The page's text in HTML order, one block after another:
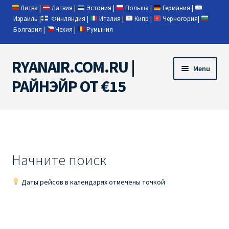
Литва | Латвия | Эстония | Польша | Германия |
Израиль | Финляндия | Италия | Кипр | Черногория|
Болгария | Чехия | Румыния
Skip
to
navigation
Skip
to
content
RYANAIR.COM.RU |
РАЙНЭЙР ОТ €15
Menu
RYANAIR PL ОТ € 9
Начните поиск
Даты рейсов в календарях отмечены точкой